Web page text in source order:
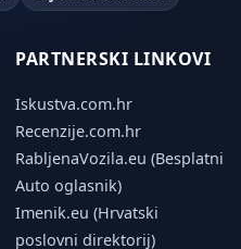
PARTNERSKI LINKOVI
Iskustva.com.hr
Recenzije.com.hr
RabljenaVozila.eu (Besplatni
Auto oglasnik)
Imenik.eu (Hrvatski
poslovni direktorij)